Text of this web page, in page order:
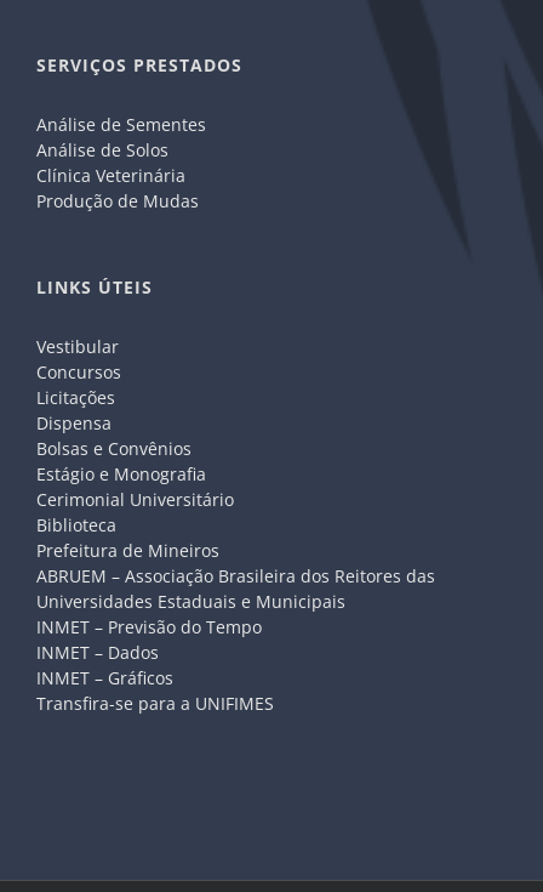
SERVIÇOS PRESTADOS
Análise de Sementes
Análise de Solos
Clínica Veterinária
Produção de Mudas
LINKS ÚTEIS
Vestibular
Concursos
Licitações
Dispensa
Bolsas e Convênios
Estágio e Monografia
Cerimonial Universitário
Biblioteca
Prefeitura de Mineiros
ABRUEM – Associação Brasileira dos Reitores das
Universidades Estaduais e Municipais
INMET – Previsão do Tempo
INMET – Dados
INMET – Gráficos
Transfira-se para a UNIFIMES